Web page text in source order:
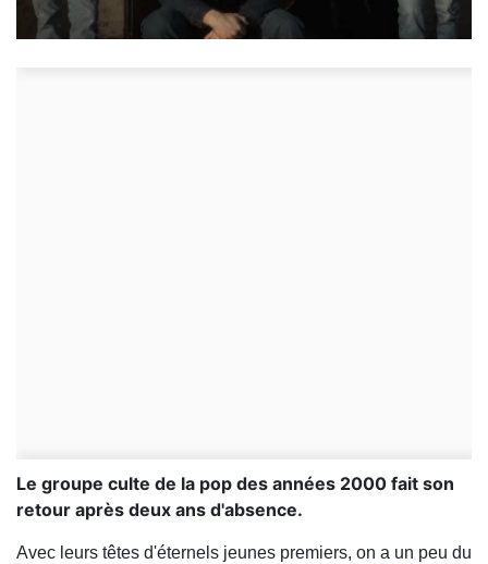
Le groupe culte de la pop des années 2000 fait son
retour après deux ans d'absence.
Avec leurs têtes d'éternels jeunes premiers, on a un peu du